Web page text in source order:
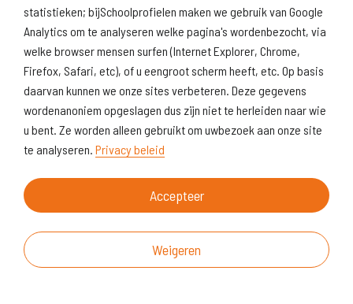
statistieken; bijSchoolprofielen maken we gebruik van Google
Analytics om te analyseren welke pagina's wordenbezocht, via
welke browser mensen surfen (Internet Explorer, Chrome,
Firefox, Safari, etc), of u eengroot scherm heeft, etc. Op basis
daarvan kunnen we onze sites verbeteren. Deze gegevens
wordenanoniem opgeslagen dus zijn niet te herleiden naar wie
u bent. Ze worden alleen gebruikt om uwbezoek aan onze site
te analyseren. Privacy beleid
Accepteer
Weigeren